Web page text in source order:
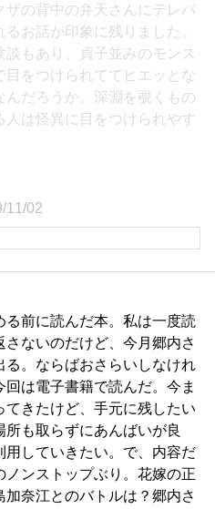
ザの背中の弁天さんにテレパ
お話が印象に残りました。
談もあり、貞子並みのモンス
目をつけられててヒエッとな
んだろうか。深淵を覗くもの
は怪異に目をつけられやす
11/02
る前に読んだ本。私は一度読
さないのだけど、今月郷内さ
る。ならばおさらいしなけれ
回は電子書籍で読んだ。今ま
てきたけど、手元に残したい
も取らずにあんばいが良
用していきたい。で、内容だ
ノンストップぶり。花嫁の正
奈江とのバトルは？郷内さ